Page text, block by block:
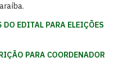
EDITAL PARA ELEIÇÕES
PARA COORDENADOR